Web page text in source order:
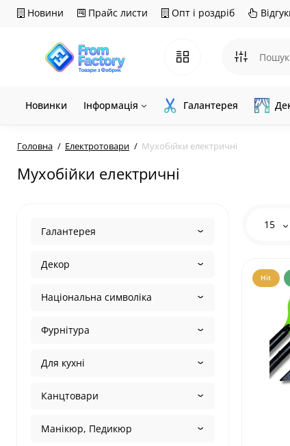
Новини Прайс листи Опт і роздріб
Новинки Інформація Галантерея
Головна Електротовари Мухобійки електричні
Мухобійки електричні
Галантерея
Декор
Національна символіка
Фурнітура
Для кухні
Канцтовари
Манікюр, Педикюр
15
Hit